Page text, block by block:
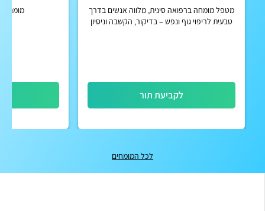
מטפל מומחה ברפואה סינית, מלווה אנשים בדרך
טבעית לריפוי גוף ונפש – בדיקור, הקשבה וניסיון
לקביעת תור
מומחה
לכל המומחים